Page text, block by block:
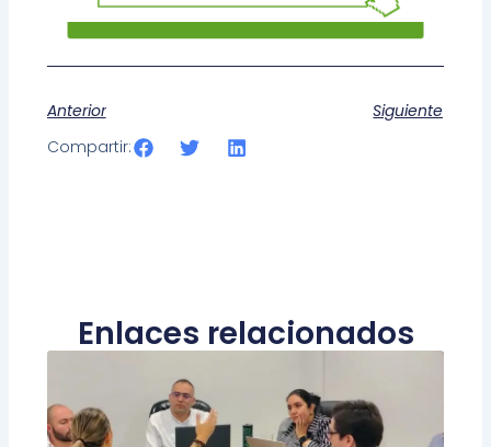
Anterior
Siguiente
Compartir:
Enlaces relacionados